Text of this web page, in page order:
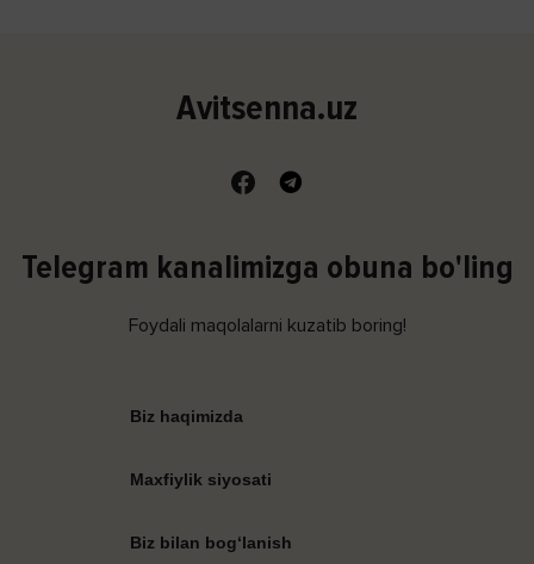
Avitsenna.uz
Telegram kanalimizga obuna bo'ling
Foydali maqolalarni kuzatib boring!
Biz haqimizda
Maxfiylik siyosati
Biz bilan bog‘lanish